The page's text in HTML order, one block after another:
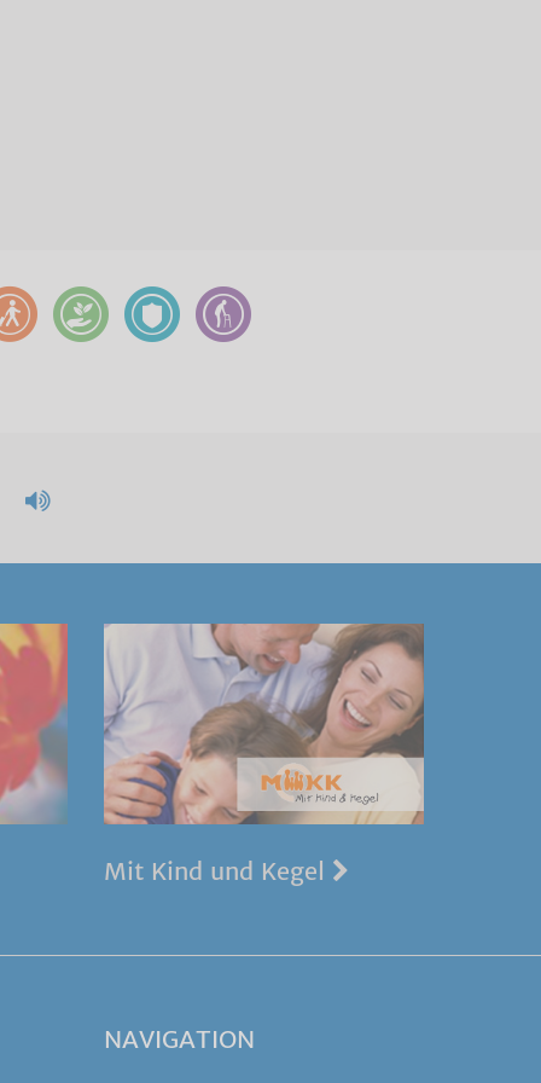
Mit Kind und Kegel
NAVIGATION